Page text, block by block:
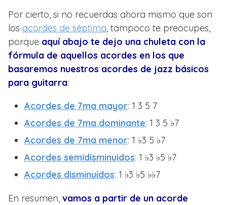
Por cierto, si no recuerdas ahora mismo que son
los acordes de séptima , tampoco te preocupes,
porque aquí abajo te dejo una chuleta con la
fórmula de aquellos acordes en los que
basaremos nuestros acordes de jazz básicos
para guitarra:
Acordes de 7ma mayor: 1 3 5 7
Acordes de 7ma dominante: 1 3 5 ♭7
Acordes de 7ma menor: 1 ♭3 5 ♭7
Acordes semidisminuidos: 1 ♭3 ♭5 ♭7
Acordes disminuidos: 1 ♭3 ♭5 ♭♭7
En resumen, vamos a partir de un acorde